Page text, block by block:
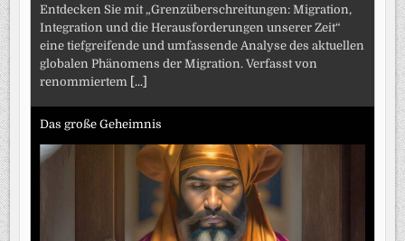
Entdecken Sie mit „Grenzüberschreitungen: Migration,
Integration und die Herausforderungen unserer Zeit“
eine tiefgreifende und umfassende Analyse des aktuellen
globalen Phänomens der Migration. Verfasst von
renommiertem [...]
Das große Geheimnis